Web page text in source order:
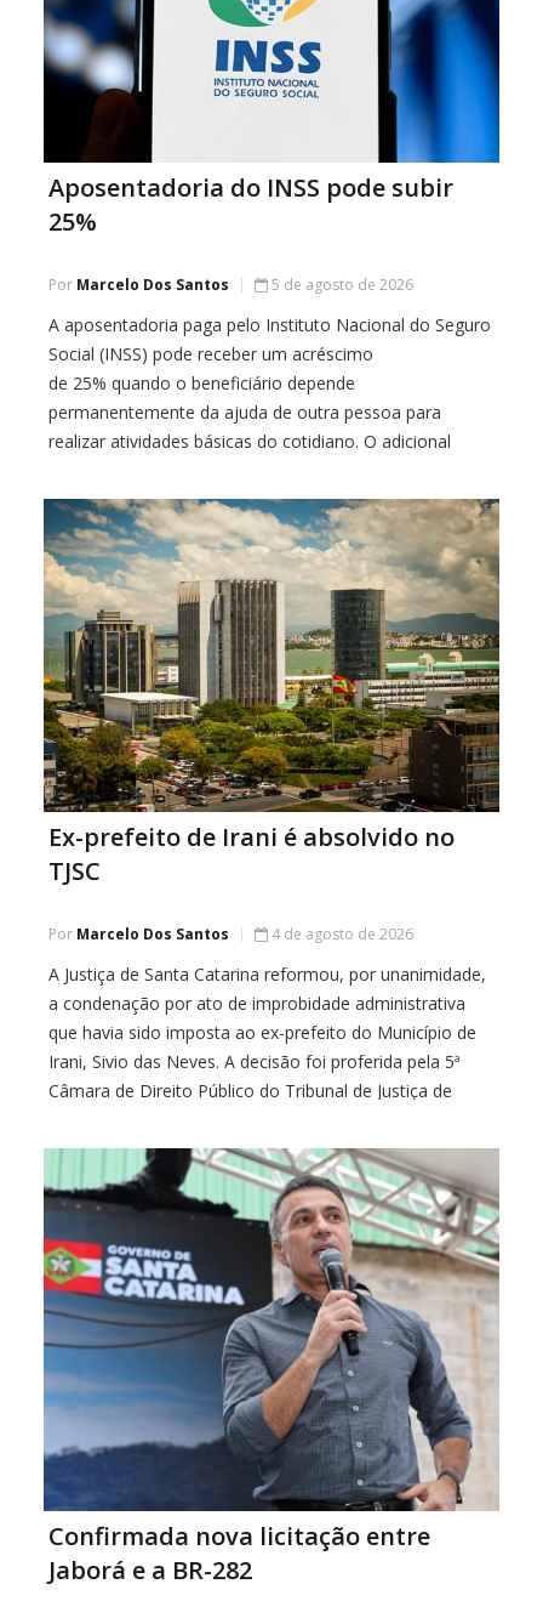
Aposentadoria do INSS pode subir
25%
Por Marcelo Dos Santos 5 de agosto de 2026
A aposentadoria paga pelo Instituto Nacional do Seguro
Social (INSS) pode receber um acréscimo
de 25% quando o beneficiário depende
permanentemente da ajuda de outra pessoa para
realizar atividades básicas do cotidiano. O adicional
precisam reorganizar a rotina para cuidar de uma
pessoa incapacitada. Em
Ex-prefeito de Irani é absolvido no
TJSC
Por Marcelo Dos Santos 4 de agosto de 2026
A Justiça de Santa Catarina reformou, por unanimidade,
a condenação por ato de improbidade administrativa
que havia sido imposta ao ex-prefeito do Município de
Irani, Sivio das Neves. A decisão foi proferida pela 5ª
Câmara de Direito Público do Tribunal de Justiça de
de julho de 2026, […]
Confirmada nova licitação entre
Jaborá e a BR-282